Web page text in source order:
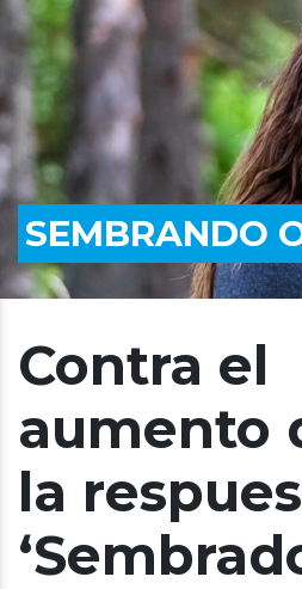
SEMBRANDO
Contra el
aumento
la